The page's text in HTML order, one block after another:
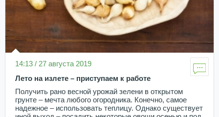
14:13 / 27 августа 2019
Лето на излете – приступаем к работе
Получить рано весной урожай зелени в открытом
грунте – мечта любого огородника. Конечно, самое
надежное – использовать теплицу. Однако существует